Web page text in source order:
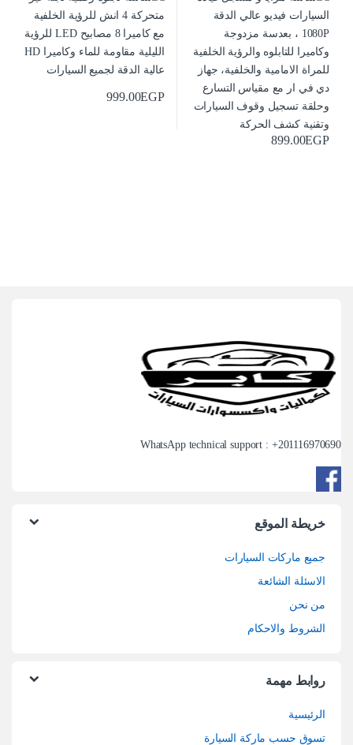
899.00EGP
999.00EGP
WhatsApp technical support : +201116970690
خريطة الموقع
جميع ماركات السيارات
الاسئلة الشائعة
من نحن
الشروط والاحكام
روابط مهمة
الرئيسية
تسوق حسب ماركة السيارة